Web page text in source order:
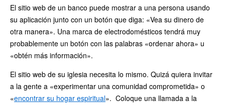
El sitio web de un banco puede mostrar a una persona usando
su aplicación junto con un botón que diga: «Vea su dinero de
otra manera». Una marca de electrodomésticos tendrá muy
probablemente un botón con las palabras «ordenar ahora» u
«obtén más información».
El sitio web de su iglesia necesita lo mismo. Quizá quiera invitar
a la gente a «experimentar una comunidad comprometida» o
«encontrar su hogar espiritual». Coloque una llamada a la